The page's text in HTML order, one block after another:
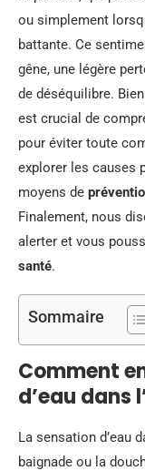
ou simplement
battante. Ce
gêne, une légère
de déséquilibre.
est crucial de
pour éviter toute
explorer les causes
moyens de
Finalement, nous
alerter et vous
santé.
Sommaire
Comment
d’eau dans
La sensation d’eau
baignade ou la